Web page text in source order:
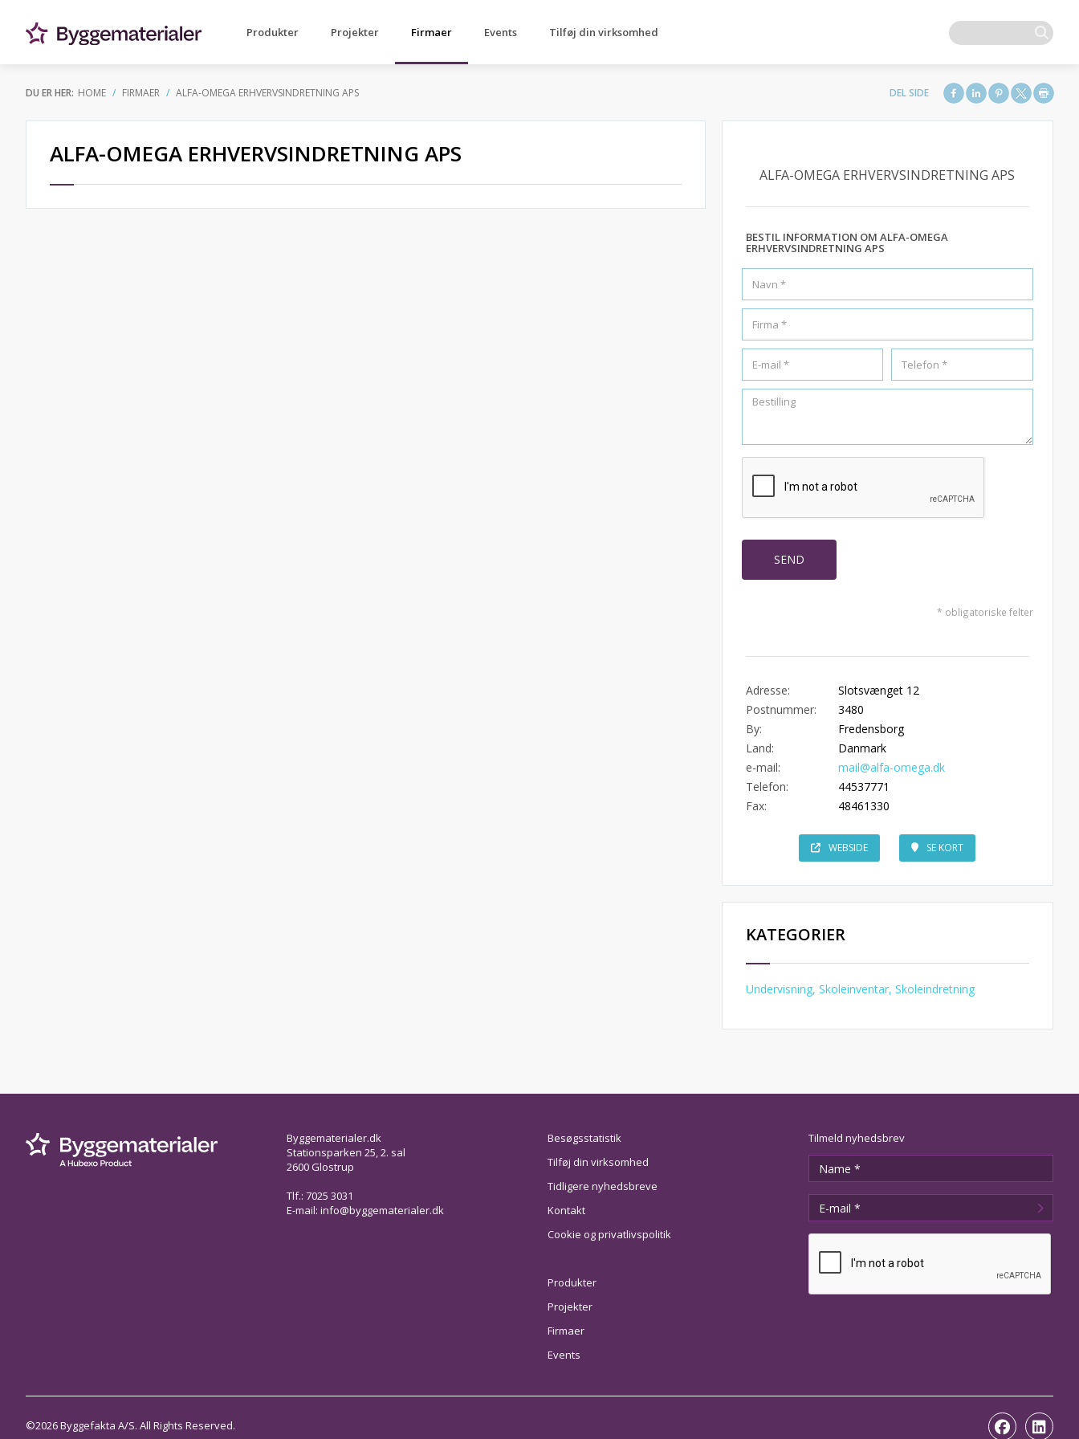
Produkter Projekter Firmaer Events Tilføj din virksomhed
DU ER HER: HOME FIRMAER ALFA-OMEGA ERHVERVSINDRETNING APS
ALFA-OMEGA ERHVERVSINDRETNING APS
ALFA-OMEGA ERHVERVSINDRETNING APS
BESTIL INFORMATION OM ALFA-OMEGA
ERHVERVSINDRETNING APS
* obligatoriske felter
Adresse:
Slotsvænget 12
Postnummer:
3480
By:
Fredensborg
Land:
Danmark
e-mail:
mail@alfa-omega.dk
Telefon:
44537771
Fax:
48461330
WEBSIDE SE KORT
KATEGORIER
Undervisning, Skoleinventar, Skoleindretning
Byggematerialer.dk
Stationsparken 25, 2. sal
2600 Glostrup
Tlf.: 7025 3031
E-mail: info@byggematerialer.dk
Besøgsstatistik
Tilføj din virksomhed
Tidligere nyhedsbreve
Kontakt
Cookie og privatlivspolitik
Produkter
Projekter
Firmaer
Events
Tilmeld nyhedsbrev
©2026 Byggefakta A/S. All Rights Reserved.